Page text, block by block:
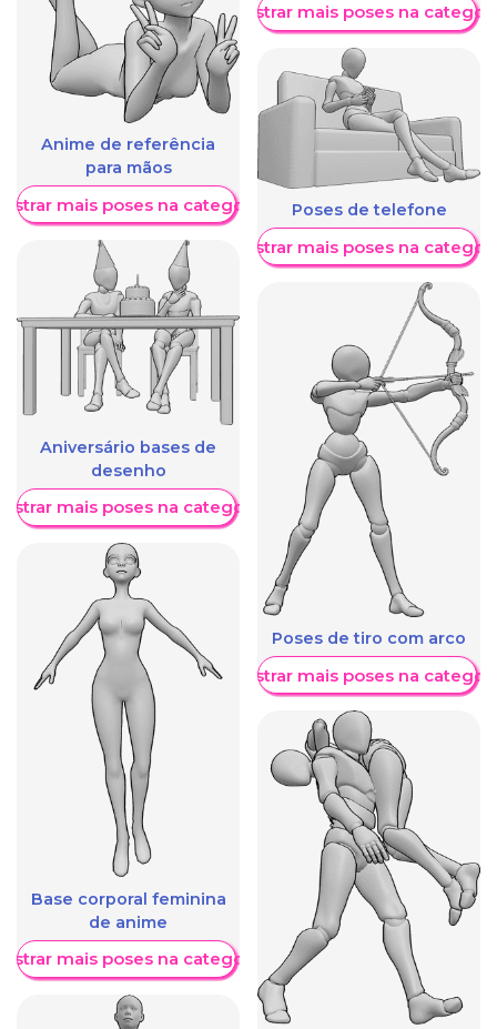
Anime de referência
para mãos
mais poses na categoria
Aniversário bases de
desenho
mais poses na categoria
Base corporal feminina
de anime
mais poses na categoria
Mostrar mais poses na
Poses de telefone
Mostrar mais poses na
Poses de tiro com arco
Mostrar mais poses na